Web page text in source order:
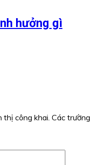
hưởng gì
thị công khai. Các trường